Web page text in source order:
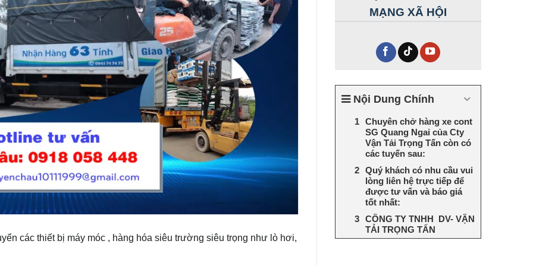
các thiết bị máy móc , hàng hóa siêu trường siêu trọng như lò hơi,
MẠNG XÃ HỘI
Nội Dung Chính
Chuyên chở hàng xe cont
SG Quang Ngai của Cty
Vận Tải Trọng Tấn còn có
các tuyến sau:
Quý khách có nhu cầu vui
lòng liên hệ trực tiếp để
được tư vấn và báo giá
tốt nhất:
CÔNG TY TNHH DV- VẬN
TẢI TRỌNG TẤN